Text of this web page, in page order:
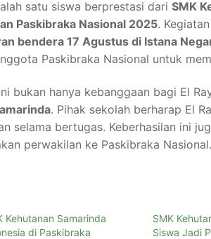
satu siswa berprestasi dari SMK
Paskibraka Nasional 2025.
bendera 17 Agustus di Istana
Paskibraka Nasional untuk
bukan hanya kebanggaan bagi El
. Pihak sekolah berharap El
selama bertugas. Keberhasilan ini
perwakilan ke Paskibraka Nasional.
Kehutanan Samarinda
di Paskibraka
SMK
Siswa Jadi